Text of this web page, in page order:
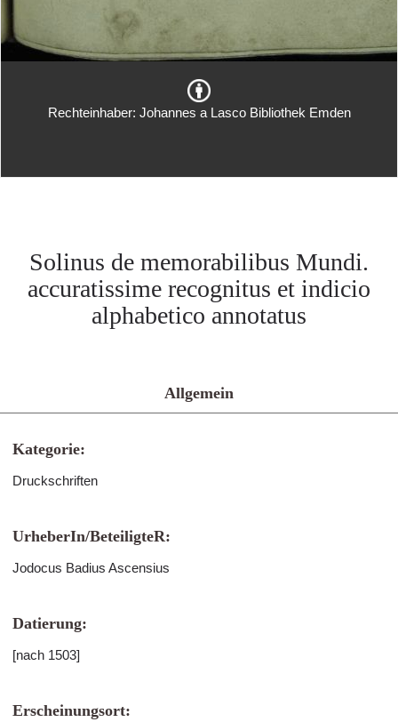
Rechteinhaber: Johannes a Lasco Bibliothek Emden
Solinus de memorabilibus Mundi.
accuratissime recognitus et indicio
alphabetico annotatus
Allgemein
Kategorie:
Druckschriften
UrheberIn/BeteiligteR:
Jodocus Badius Ascensius
Datierung:
[nach 1503]
Erscheinungsort: